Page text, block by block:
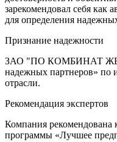
зарекомендовал себя как
для определения
Признание надежности
ЗАО "ПО КОМБИНАТ
надежных партнеров» по
отрасли.
Рекомендация экспертов
Компания рекомендована
программы «Лучшее